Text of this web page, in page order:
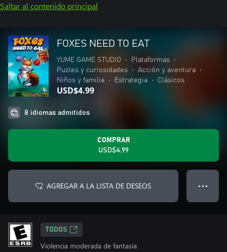
Saltar al contenido principal
FOXES NEED TO EAT
YUME GAME STUDIO • Plataformas
•
Puzles y curiosidades
• Acción y aventura
•
Niños y familia
• Estrategia • Clásicos
USD$4.99
8 idiomas admitidos
COMPRAR
USD$4.99
AGREGAR A LA LISTA DE DESEOS ● ● ●
TODOS
Violencia moderada de fantasía